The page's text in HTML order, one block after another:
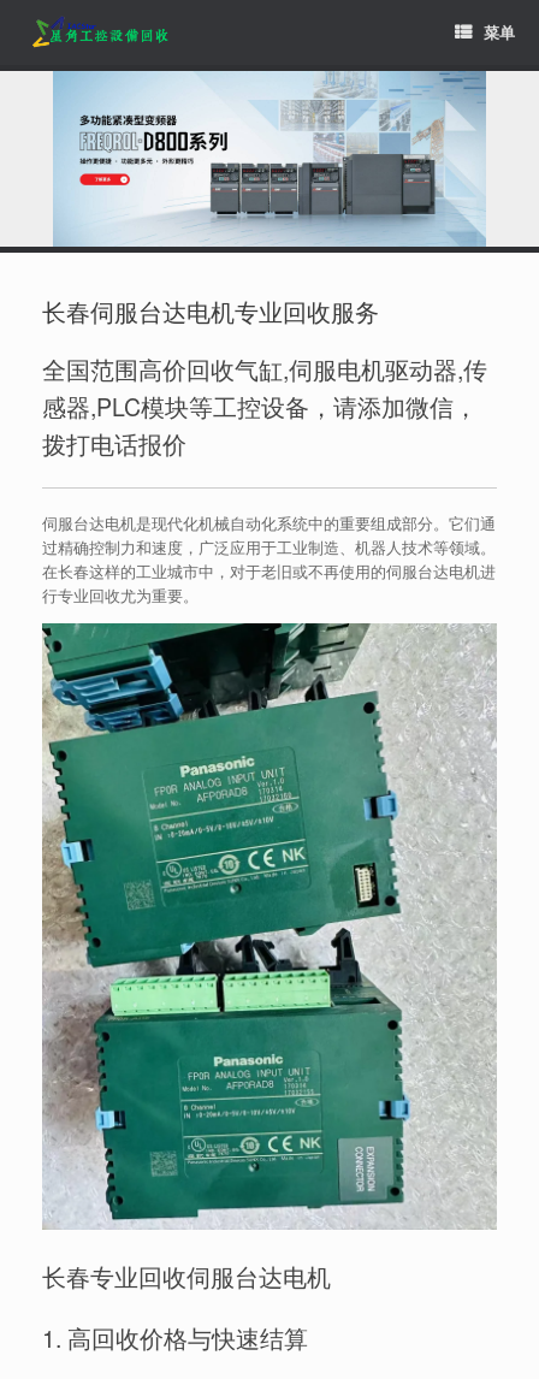
content
菜单
长春伺服台达电机专业回收服务
全国范围高价回收气缸,伺服电机驱动器,传
感器,PLC模块等工控设备，请添加微信，
拨打电话报价
伺服台达电机是现代化机械自动化系统中的重要组成部分。它们通
过精确控制力和速度，广泛应用于工业制造、机器人技术等领域。
在长春这样的工业城市中，对于老旧或不再使用的伺服台达电机进
行专业回收尤为重要。
长春专业回收伺服台达电机
1. 高回收价格与快速结算